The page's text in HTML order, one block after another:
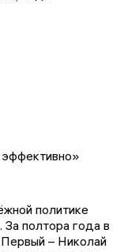
политике
полтора года в
– Николай